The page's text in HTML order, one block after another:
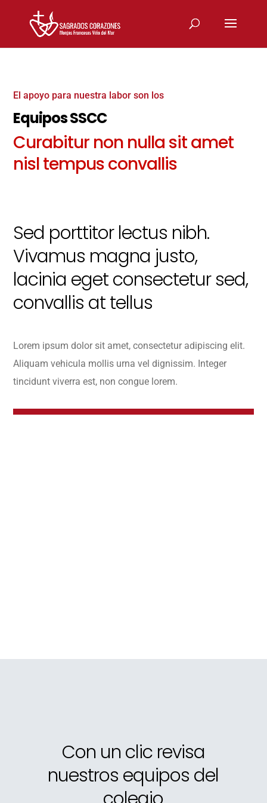
El apoyo para nuestra labor son los
Equipos SSCC
Curabitur non nulla sit amet
nisl tempus convallis
Sed porttitor lectus nibh.
Vivamus magna justo,
lacinia eget consectetur sed,
convallis at tellus
Lorem ipsum dolor sit amet, consectetur adipiscing elit.
Aliquam vehicula mollis urna vel dignissim. Integer
tincidunt viverra est, non congue lorem.
Con un clic revisa
nuestros equipos del